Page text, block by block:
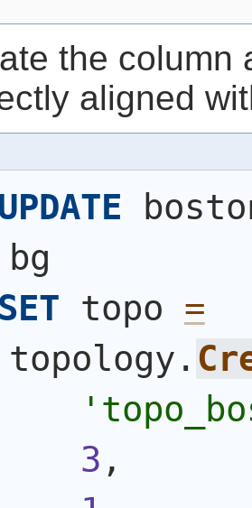
the column
aligned
UPDATE
bg
SET topo =
topology.
3 ,